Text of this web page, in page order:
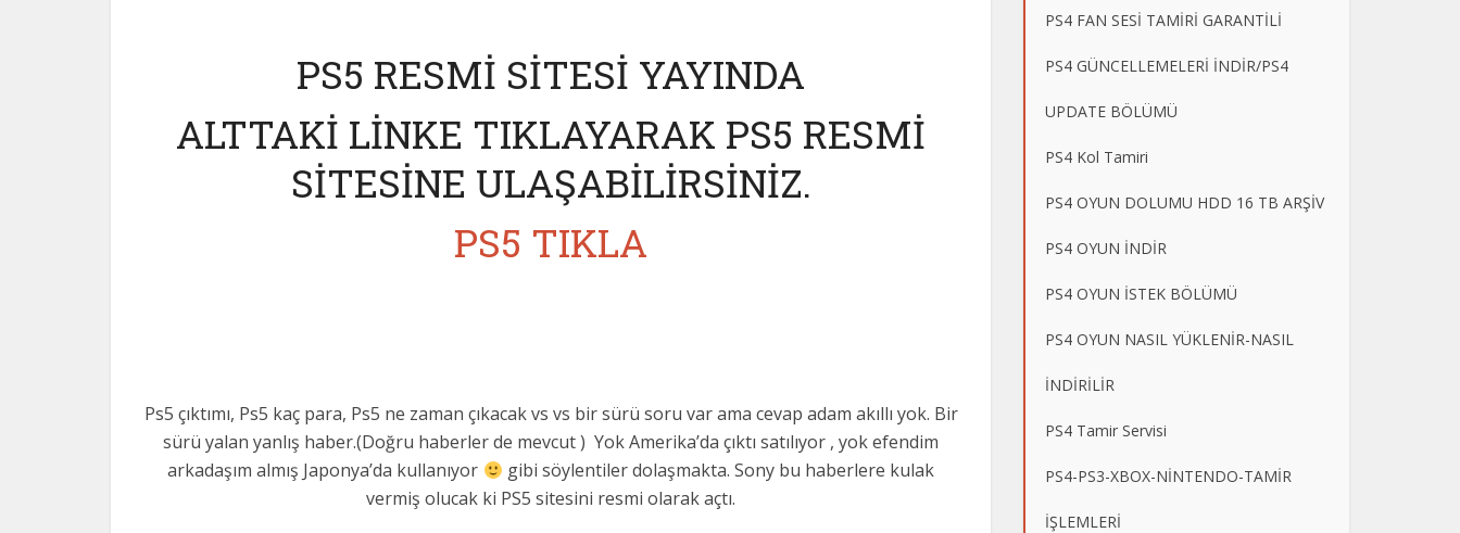
PS5 RESMİ SİTESİ YAYINDA
ALTTAKİ LİNKE TIKLAYARAK PS5 RESMİ
SİTESİNE ULAŞABİLİRSİNİZ.
PS5 TIKLA
Ps5 çıktımı, Ps5 kaç para, Ps5 ne zaman çıkacak vs vs bir sürü soru var ama cevap adam akıllı yok. Bir
sürü yalan yanlış haber.(Doğru haberler de mevcut ) Yok Amerika’da çıktı satılıyor , yok efendim
arkadaşım almış Japonya’da kullanıyor
gibi söylentiler dolaşmakta. Sony bu haberlere kulak
vermiş olucak ki PS5 sitesini resmi olarak açtı.
PS4 FAN SESİ TAMİRİ GARANTİLİ
PS4 GÜNCELLEMELERİ İNDİR/PS4
UPDATE BÖLÜMÜ
PS4 Kol Tamiri
PS4 OYUN DOLUMU HDD 16 TB ARŞİV
PS4 OYUN İNDİR
PS4 OYUN İSTEK BÖLÜMÜ
PS4 OYUN NASIL YÜKLENİR-NASIL
İNDİRİLİR
PS4 Tamir Servisi
PS4-PS3-XBOX-NİNTENDO-TAMİR
İŞLEMLERİ